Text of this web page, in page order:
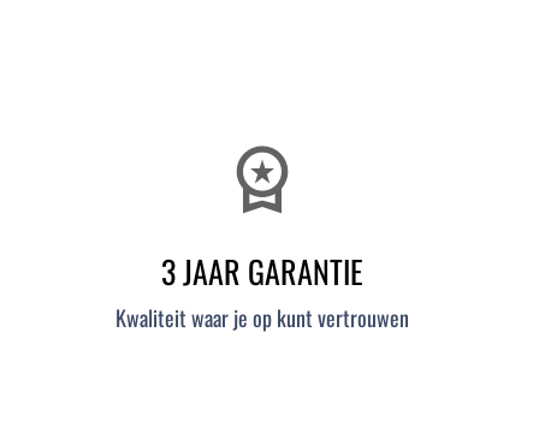
workspace_premium
3 JAAR GARANTIE
Kwaliteit waar je op kunt vertrouwen